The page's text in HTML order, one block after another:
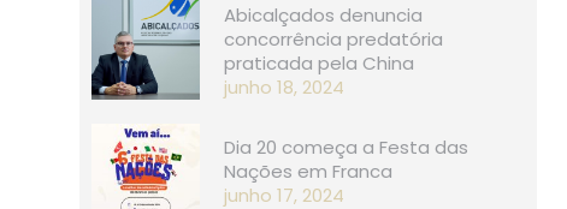
Abicalçados denuncia
concorrência predatória
praticada pela China
junho 18, 2024
Dia 20 começa a Festa das
Nações em Franca
junho 17, 2024